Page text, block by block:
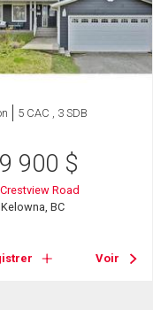
5 CAC , 3 SDB
900 $
Road
BC
Voir